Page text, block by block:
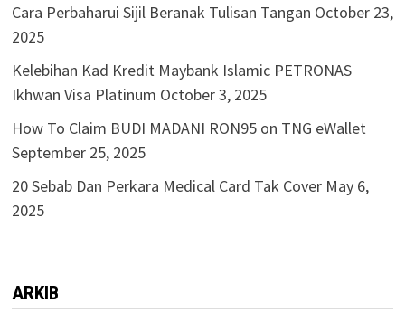
Cara Perbaharui Sijil Beranak Tulisan Tangan October 23,
2025
Kelebihan Kad Kredit Maybank Islamic PETRONAS
Ikhwan Visa Platinum October 3, 2025
How To Claim BUDI MADANI RON95 on TNG eWallet
September 25, 2025
20 Sebab Dan Perkara Medical Card Tak Cover May 6,
2025
ARKIB